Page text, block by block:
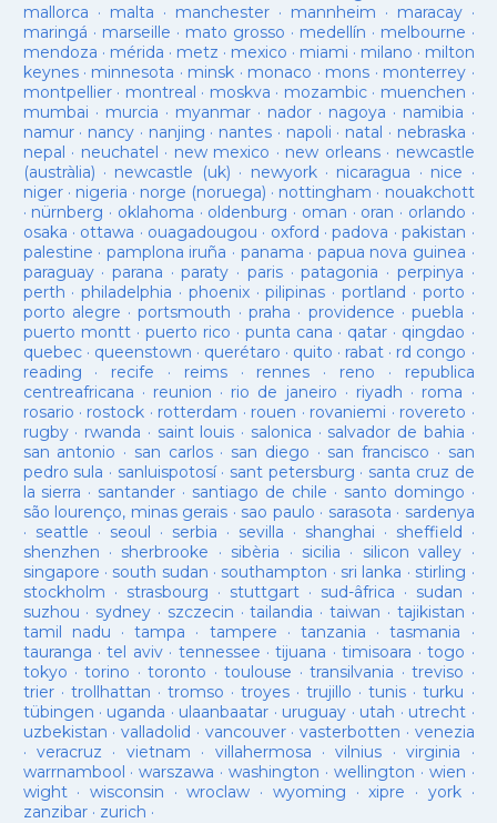
mallorca · malta · manchester· mannheim · maracay·
maringá · marseille · mato grosso · medellín · melbourne ·
mendoza · mérida · metz · mexico · miami · milano · milton
keynes· minnesota · minsk · monaco · mons · monterrey ·
montpellier· montreal · moskva · mozambic· muenchen ·
mumbai · murcia · myanmar· nador · nagoya · namibia ·
namur· nancy · nanjing · nantes · napoli · natal · nebraska ·
nepal · neuchatel · new mexico · new orleans· newcastle
(austràlia) · newcastle (uk) · newyork· nicaragua · nice ·
niger· nigeria · norge (noruega) · nottingham · nouakchott
· nürnberg · oklahoma · oldenburg · oman · oran · orlando ·
osaka · ottawa · ouagadougou · oxford ·padova ·pakistan ·
palestine · pamplona iruña · panama · papua nova guinea ·
paraguay· parana ·paraty · paris·patagonia · perpinya ·
perth ·philadelphia · phoenix·pilipinas ·portland · porto ·
porto alegre ·portsmouth ·praha · providence ·puebla ·
puerto montt· puerto rico ·punta cana · qatar · qingdao ·
quebec· queenstown · querétaro · quito · rabat · rd congo ·
reading · recife · reims· rennes · reno · republica
centreafricana · reunion · rio de janeiro · riyadh · roma ·
rosario · rostock · rotterdam · rouen · rovaniemi · rovereto ·
rugby· rwanda · saint louis · salonica · salvador de bahia ·
san antonio · san carlos· san diego · san francisco · san
pedro sula · sanluispotosí· sant petersburg · santa cruz de
la sierra · santander · santiago de chile · santo domingo ·
são lourenço, minas gerais · sao paulo · sarasota · sardenya
· seattle · seoul · serbia · sevilla · shanghai · sheffield ·
shenzhen · sherbrooke · sibèria · sicilia · silicon valley ·
singapore · south sudan · southampton · sri lanka · stirling ·
stockholm · strasbourg · stuttgart· sud-âfrica · sudan ·
suzhou · sydney · szczecin ·tailandia ·taiwan · tajikistan ·
tamil nadu ·tampa · tampere · tanzania ·tasmania ·
tauranga ·tel aviv· tennessee ·tijuana ·timisoara ·togo ·
tokyo ·torino ·toronto ·toulouse ·transilvania ·treviso ·
trier· trollhattan · tromso · troyes·trujillo ·tunis ·turku ·
tübingen · uganda · ulaanbaatar · uruguay · utah · utrecht ·
uzbekistan · valladolid · vancouver· vasterbotten · venezia
· veracruz · vietnam · villahermosa ·vilnius ·virginia ·
warrnambool ·warszawa ·washington · wellington · wien ·
wight· wisconsin ·wroclaw · wyoming ·xipre · york·
zanzibar· zurich ·